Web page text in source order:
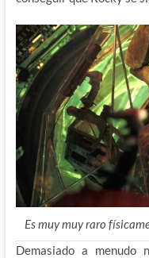
Es muy muy raro
Demasiado a menudo